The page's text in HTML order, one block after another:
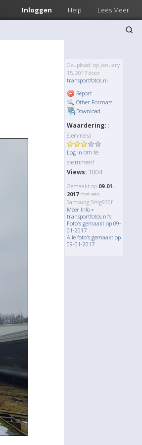
Inloggen Help Lees Meer
Geupload: op January
15, 2017 door
transportfotos.nl
Report
Other Formats
Download
Waardering: (
Stemmers)
Log in om te
stemmen!
Views: 1004
Gemaakt op 09-01-
2017met een
Samsung Smg930f
Meer Info »
transportfotos.nl's
Foto's gemaakt op 09-
01-2017
Alle foto's gemaakt op
09-01-2017